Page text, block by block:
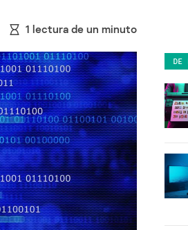
1 lectura de un minuto
DE